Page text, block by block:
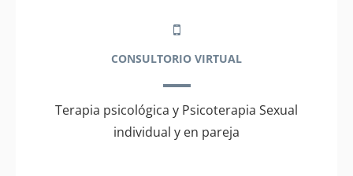
CONSULTORIO VIRTUAL
Terapia psicológica y Psicoterapia Sexual
individual y en pareja